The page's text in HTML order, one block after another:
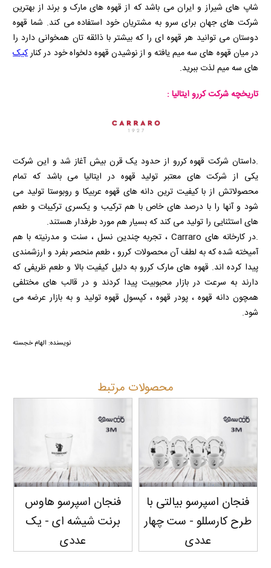
شاپ های شیراز و ایران می باشد که از قهوه های مارک و برند از بهترین
شرکت های جهان برای سرو به مشتریان خود استفاده می کند. شما قهوه
دوستان می توانید هر قهوه ای را که بیشتر با ذائقه تان همخوانی دارد را
در میان قهوه های سه میم یافته و از نوشیدن قهوه دلخواه خود در کنارکیک
های سه میم لذت ببرید.
تاریخچه شرکت کررو ایتالیا :
.داستان شرکت قهوه کررو از حدود یک قرن بیش آغاز شد و این شرکت
یکی از شرکت های معتبر تولید قهوه در ایتالیا می باشد که تمام
محصولاتش از با کیفیت ترین دانه های قهوه عربیکا و روبوستا تولید می
شود و آنها را با درصد های خاص با هم ترکیب و یکسری ترکیبات و طعم
های استثنایی را تولید می کند که بسیار هم مورد طرفدار هستند.
.در کارخانه های Carraro ، تجربه چندین نسل ، سنت و مدرنیته با هم
آمیخته شده که به لطف آن محصولات کررو ، طعم منحصر بفرد و ارزشمندی
پیدا کرده اند. قهوه های مارک کررو به دلیل کیفیت بالا و طعم ظریفی که
دارند به سرعت در بازار محبوبیت پیدا کردند و در قالب های مختلفی
همچون دانه قهوه ، پودر قهوه ، کپسول قهوه تولید و به بازار عرضه می
شود.
نویسنده: الهام خجسته
محصولات مرتبط
فنجان اسپرسو هاوس
برنت شیشه ای - یک
عددی
فنجان لاته هاوس برنت با
لوگوی قرمز - یک عددی